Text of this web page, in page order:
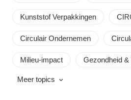
Kunststof Verpakkingen
Circulair Ondernemen
Milieu-impact Gezondheid &
Meer topics